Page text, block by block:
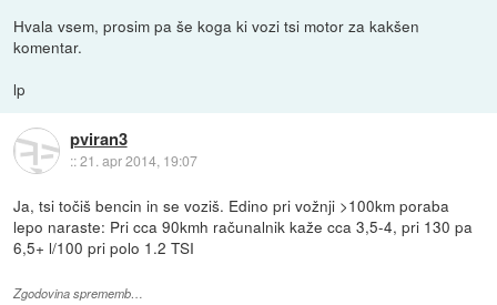
Hvala vsem, prosim pa še koga ki vozi tsi motor za kakšen
komentar.
lp
pviran3
::21. apr 2014, 19:07
Ja, tsi točiš bencin in se voziš. Edino pri vožnji >100km poraba
lepo naraste: Pri cca 90kmh računalnik kaže cca 3,5-4, pri 130 pa
6,5+ l/100 pri polo 1.2 TSI
Zgodovina sprememb…